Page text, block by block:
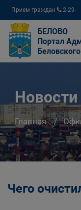
Прием граждан
2-29-
04
БЕЛОВО
Портал
Главная
Чего